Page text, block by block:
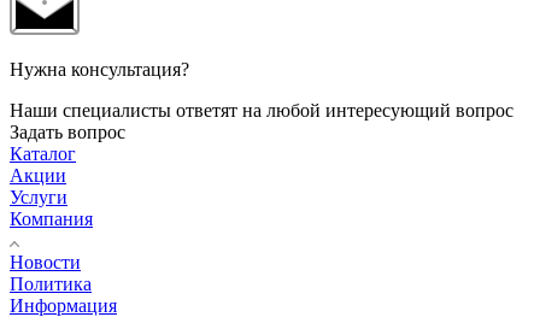
Нужна консультация?
Наши специалисты ответят на любой интересующий вопрос
Задать вопрос
Каталог
Акции
Услуги
Компания
Новости
Политика
Информация